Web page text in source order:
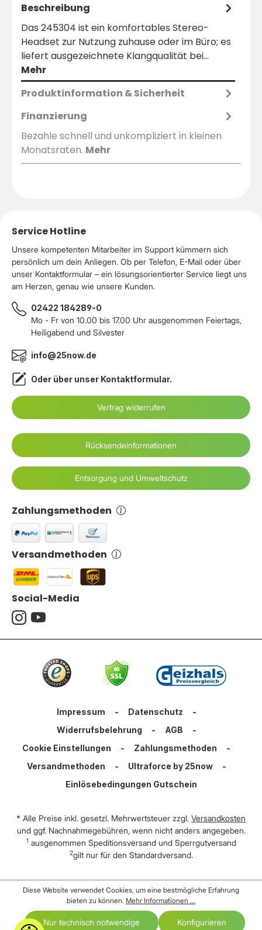
Beschreibung
Das 245304 ist ein komfortables Stereo-
Headset zur Nutzung zuhause oder im Büro; es
liefert ausgezeichnete Klangqualität bei…
Mehr
Produktinformation & Sicherheit
Finanzierung
Bezahle schnell und unkompliziert in kleinen
Monatsraten. Mehr
Service Hotline
Unsere kompetenten Mitarbeiter im Support kümmern sich
persönlich um dein Anliegen. Ob per Telefon, E-Mail oder über
unser Kontaktformular – ein lösungsorientierter Service liegt uns
am Herzen, genau wie unsere Kunden.
02422 184289-0
Mo - Fr von 10.00 bis 17.00 Uhr ausgenommen Feiertags,
Heiligabend und Silvester
info@25now.de
Oder über unser Kontaktformular.
Vertrag widerrufen
Zahlungsmethoden
Versandmethoden
Rücksendeinformationen
Entsorgung und Umweltschutz
Social-Media
Impressum - Datenschutz
-
Widerrufsbelehrung
- AGB
-
Cookie Einstellungen
- Zahlungsmethoden
-
Versandmethoden
- Ultraforce by 25now
-
Einlösebedingungen Gutschein
* Alle Preise inkl. gesetzl. Mehrwertsteuer zzgl. Versandkosten
und ggf. Nachnahmegebühren, wenn nicht anders angegeben.
1 ausgenommen Speditionsversand und Sperrgutversand
2gilt nur für den Standardversand.
Diese Website verwendet Cookies, um eine bestmögliche Erfahrung
bieten zu können. Mehr Informationen ...
Nur technisch notwendige Konfigurieren